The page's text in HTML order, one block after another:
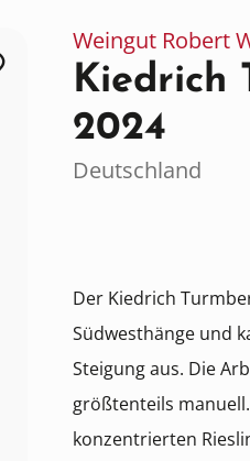
Weingut Robert
Kiedrich
2024
Deutschland
Der Kiedrich
Südwesthänge und
Steigung aus. Die
größtenteils
konzentrierten